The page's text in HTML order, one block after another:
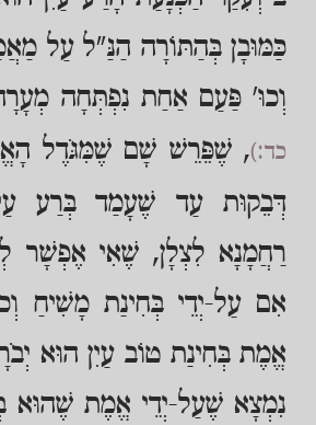
כַּמּוּבָן בְּהַתּוֹרָה הַנַּ"ל עַל
וְכוּ' פַּעַם אַחַת נִפְתְּחָה
כד:), שֶׁפֵּרֵשׁ שָׁם שֶׁמִּגֹּדֶל
דְּבֵקוּת עַד שֶׁעָמַד בְּרַע
רַחֲמָנָא לִצְלָן, שֶׁאִי אֶפְשָׁר
אִם עַל-יְדֵי בְּחִינַת מָשִׁיחַ
אֱמֶת בְּחִינַת טוֹב עַיִן הוּא
נִמְצָא שֶׁעַל-יְדֵי אֱמֶת שֶׁהוּא